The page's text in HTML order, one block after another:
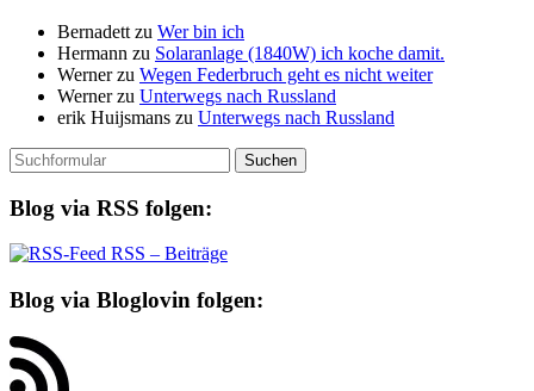
Bernadett zu Wer bin ich
Hermann zu Solaranlage (1840W) ich koche damit.
Wernerzu Wegen Federbruch geht es nicht weiter
Wernerzu Unterwegs nach Russland
erik Huijsmans zu Unterwegs nach Russland
Suchen
nach:
Blog via RSS folgen:
RSS – Beiträge
Blog via Bloglovin folgen: